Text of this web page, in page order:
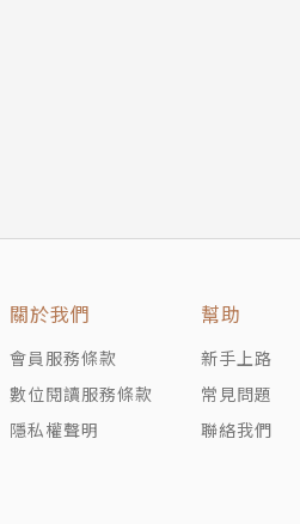
括：INDIE圖書獎年度兒童圖
設計獎，四個KOALA獎，四
關於我們
會員服務條款
數位閱讀服務條款
隱私權聲明
幫助
新手上路
常見問題
聯絡我們